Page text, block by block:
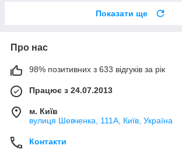
Показати ще
Про нас
98% позитивних з 633 відгуків за рік
Працює з 24.07.2013
м. Київ
вулиця Шевченка, 111A, Київ, Україна
Контакти